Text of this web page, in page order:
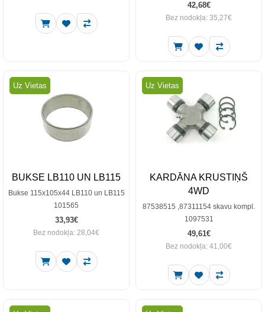
42,68€
Bez nodokļa: 35,27€
Uz Vietas
BUKSE LB110 UN LB115
Bukse 115x105x44 LB110 un LB115
101565
33,93€
Bez nodokļa: 28,04€
Uz Vietas
KARDĀNA KRUSTIŅŠ
4WD
87538515 ,87311154 skavu kompl.
1097531
49,61€
Bez nodokļa: 41,00€